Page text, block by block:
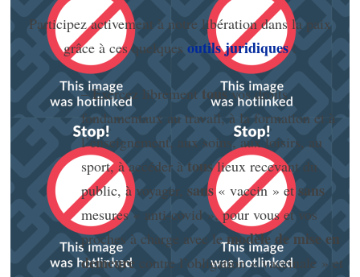
Participez activement à notre libération dans la paix
grâce à ces quelques outils juridiques:
– Exercez librement tousvos droits
fondamentaux au travail, à la formation et à
l’enseignement, aux soins, aux loisirs, au
sport, à accéder à touslieux recevant du
public, à voyager,sans« vaccin » etsans
mesures « anti-covid », pour vous et vos
proches à charge avec lemodèle de mise en
demeure contre l’obligation « vaccinale » et